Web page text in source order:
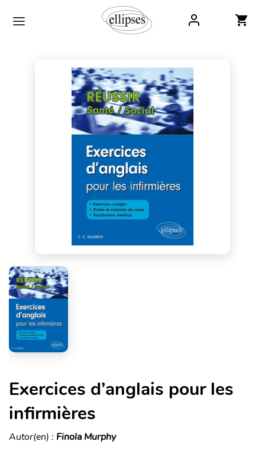
Exercices d’anglais pour les
infirmières
Autor(en) : Finola Murphy